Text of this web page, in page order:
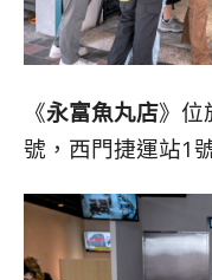
《永富魚丸店》位
號，西門捷運站1